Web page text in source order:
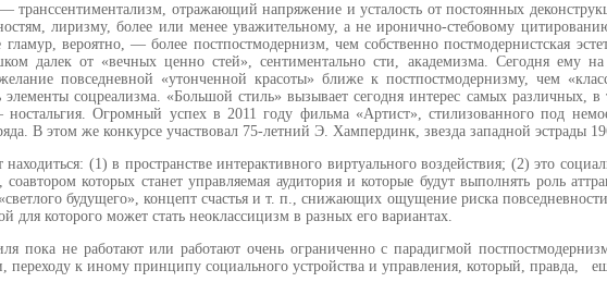
транссенти­ментализм, отражающий напря­жение и усталость от постоянных
лиризму, более или менее ува­жительному, а не иронично-сте­бовому
вероятно, — более постпостмодернизм, чем собствен­но постмодернистская
далек от «вечных ценно стей», сентиментально сти, академизма. Сегодня ему
повседневной «утонченной красоты» ближе к постпостмодернизму, чем
элементы соцреализма. «Большой стиль» вызывает сегодня интерес самых
ностальгия. Огромный успех в 2011 году фильма «Артист», стилизованного под
В этом же конкурсе участвовал 75-летний Э. Хампердинк, звезда за­падной эстрады
(1) в про­странстве интерактивного виртуаль­ного воздействия; (2) это
которых станет управляемая аудитория и которые будут выполнять роль
будущего», концепт счастья и т. п., снижающих ощущение риска
для которого может стать неоклассицизм в разных его вариантах.
пока не работают или работают очень ограниченно с парадигмой
переходу к иному принципу социального устройст­ва и управления, который, прав­да,